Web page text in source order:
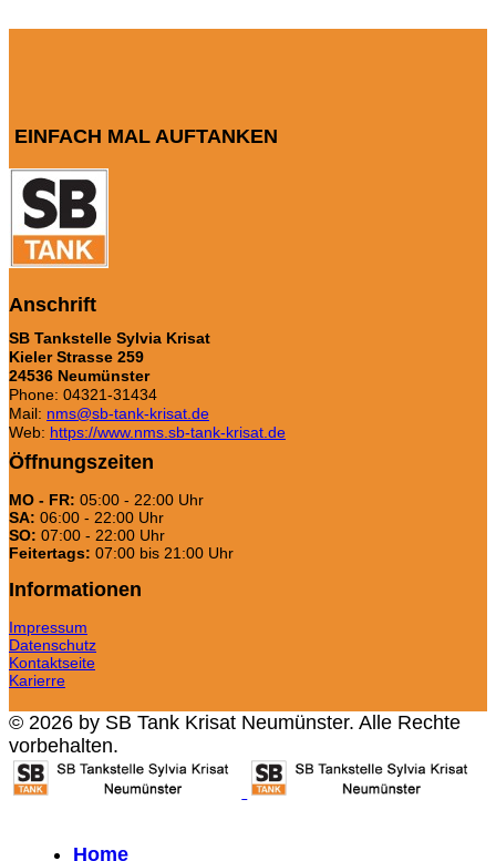
EINFACH MAL AUFTANKEN
Anschrift
SB Tankstelle Sylvia Krisat
Kieler Strasse 259
24536 Neumünster
Phone: 04321-31434
Mail: nms@sb-tank-krisat.de
Web: https://www.nms.sb-tank-krisat.de
Öffnungszeiten
MO - FR: 05:00 - 22:00 Uhr
SA: 06:00 - 22:00 Uhr
SO: 07:00 - 22:00 Uhr
Feitertags: 07:00 bis 21:00 Uhr
Informationen
Impressum
Datenschutz
Kontaktseite
Karierre
© 2026 by SB Tank Krisat Neumünster. Alle Rechte
vorbehalten.
Home